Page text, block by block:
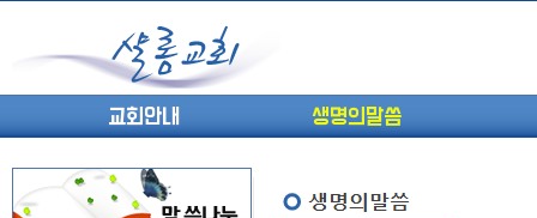
교회안내 생명의말씀